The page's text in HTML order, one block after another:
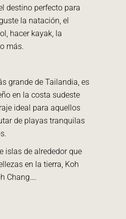
destino perfecto para
la natación, el
hacer kayak, la
más.
grande de Tailandia, es
en la costa sudeste
ideal para aquellos
de playas tranquilas
islas de alrededor que
en la tierra, Koh
Chang….